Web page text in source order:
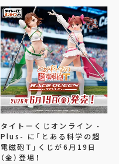
タイトーくじオンライン -
Plus- に「とある科学の超
電磁砲T」くじが6月19日
（金）登場！